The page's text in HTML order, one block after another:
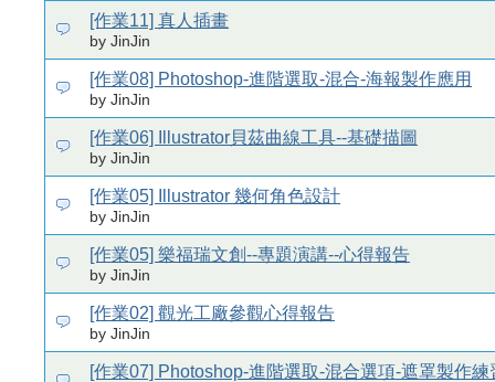
[作業11] 真人插畫
by JinJin
[作業08] Photoshop-進階選取-混合-海報製作應用
by JinJin
[作業06] Illustrator貝茲曲線工具--基礎描圖
by JinJin
[作業05] Illustrator 幾何角色設計
by JinJin
[作業05] 樂福瑞文創--專題演講--心得報告
by JinJin
[作業02] 觀光工廠參觀心得報告
by JinJin
[作業07] Photoshop-進階選取-混合選項-遮罩製作練